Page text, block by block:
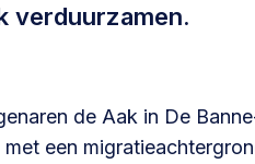
verduurzamen.
de Aak in De
een